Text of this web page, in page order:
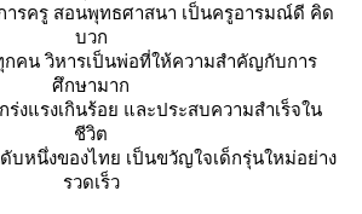
รครู สอนพุทธศาสนา เป็นครูอารมณ์ดี คิด
บวก
คน วิหารเป็นพ่อที่ให้ความสำคัญกับการ
ศึกษามาก
ร่งแรงเกินร้อย และประสบความสำเร็จใน
ชีวิต
บหนึ่งของไทย เป็นขวัญใจเด็กรุ่นใหม่อย่าง
รวดเร็ว